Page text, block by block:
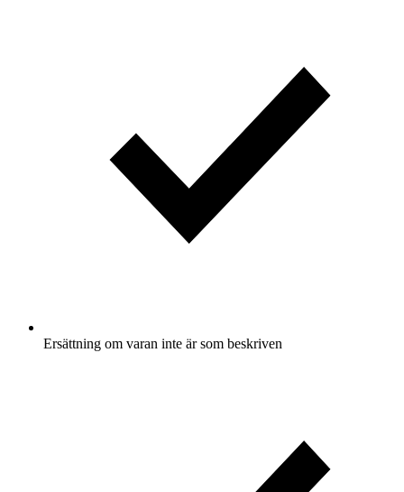
Ersättning om varan inte är som beskriven